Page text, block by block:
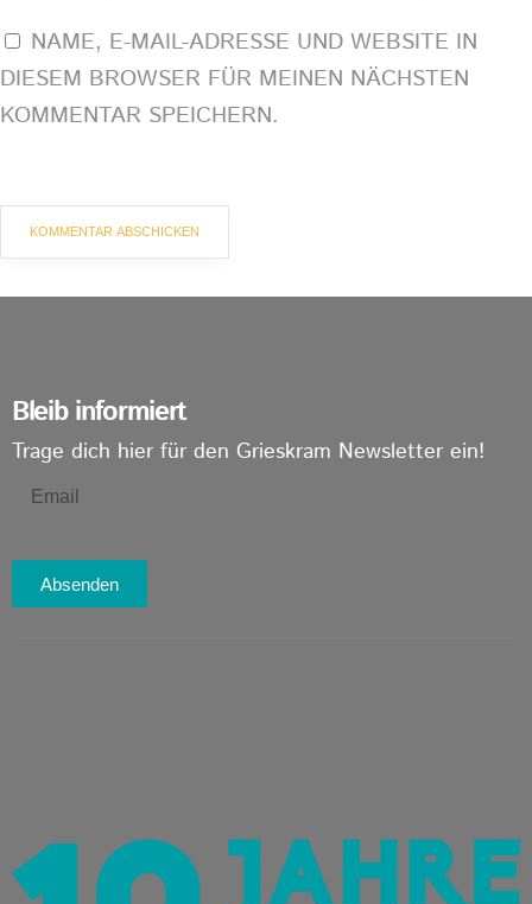
NAME, E-MAIL-ADRESSE UND WEBSITE IN
DIESEM BROWSER FÜR MEINEN NÄCHSTEN
KOMMENTAR SPEICHERN.
Bleib informiert
Trage dich hier für den Grieskram Newsletter ein!
Absenden